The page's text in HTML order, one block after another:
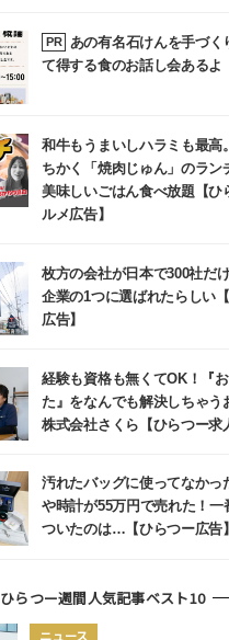
PR
あの有名石けんを手づく
て得する食のお話し会あるよ
和牛もうまいしハラミも最高
ちかく「焼肉じゅん」のラン
美味しいごはん食べ放題【ひ
ルメ広告】
枚方の会社が日本で300社だ
企業の1つに選ばれたらしい
広告】
経験も資格も無くてOK！『
た』をなんでも解決しちゃ
株式会社さくら【ひらつー求
汚れたバッグに使ってなかっ
や時計が55万円で売れた！一
ついたのは…【ひらつー広告】
ひらつー週間人気記事ベスト10
ニュース